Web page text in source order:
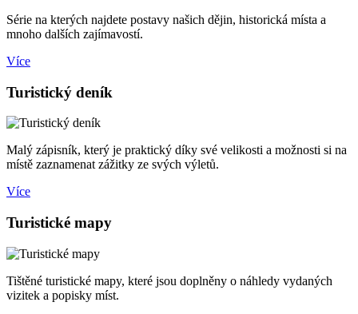
Série na kterých najdete postavy našich dějin, historická místa a
mnoho dalších zajímavostí.
Více
Turistický deník
Malý zápisník, který je praktický díky své velikosti a možnosti si na
místě zaznamenat zážitky ze svých výletů.
Více
Turistické mapy
Tištěné turistické mapy, které jsou doplněny o náhledy vydaných
vizitek a popisky míst.